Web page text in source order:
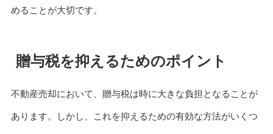
めることが大切です。
贈与税を抑えるためのポイント
不動産売却において、贈与税は時に大きな負担となることが
あります。しかし、これを抑えるための有効な方法がいくつ